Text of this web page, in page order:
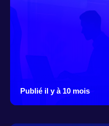
Publié il y à 10 mois